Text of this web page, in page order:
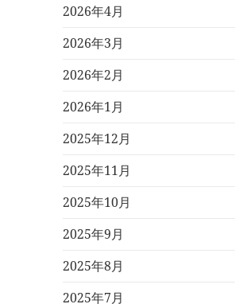
2026年4月
2026年3月
2026年2月
2026年1月
2025年12月
2025年11月
2025年10月
2025年9月
2025年8月
2025年7月